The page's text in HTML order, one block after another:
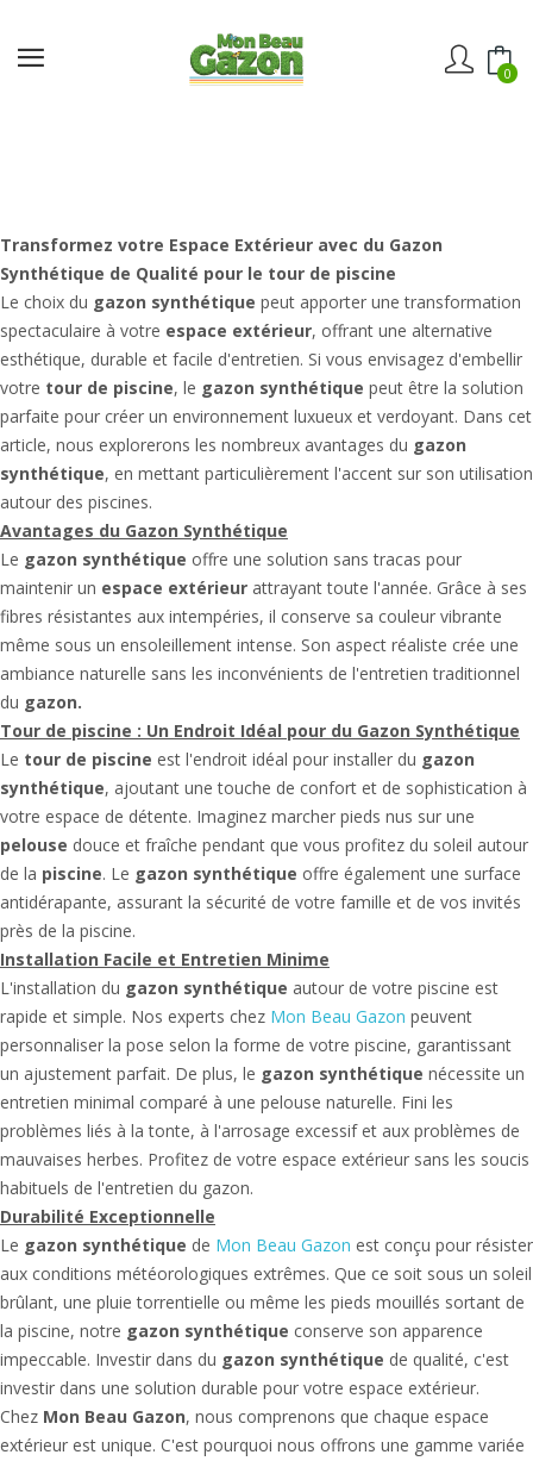
0
Transformez votre Espace Extérieur avec du Gazon
Synthétique de Qualité pour le tour de piscine
Le choix du gazon synthétique peut apporter une transformation
spectaculaire à votre espace extérieur, offrant une alternative
esthétique, durable et facile d'entretien. Si vous envisagez d'embellir
votre tour de piscine, le gazon synthétique peut être la solution
parfaite pour créer un environnement luxueux et verdoyant. Dans cet
article, nous explorerons les nombreux avantages du gazon
synthétique, en mettant particulièrement l'accent sur son utilisation
autour des piscines.
Avantages du Gazon Synthétique
Le gazon synthétique offre une solution sans tracas pour
maintenir un espace extérieur attrayant toute l'année. Grâce à ses
fibres résistantes aux intempéries, il conserve sa couleur vibrante
même sous un ensoleillement intense. Son aspect réaliste crée une
ambiance naturelle sans les inconvénients de l'entretien traditionnel
du gazon.
Tour de piscine : Un Endroit Idéal pour du Gazon Synthétique
Le tour de piscine est l'endroit idéal pour installer du gazon
synthétique, ajoutant une touche de confort et de sophistication à
votre espace de détente. Imaginez marcher pieds nus sur une
pelouse douce et fraîche pendant que vous profitez du soleil autour
de la piscine. Le gazon synthétique offre également une surface
antidérapante, assurant la sécurité de votre famille et de vos invités
près de la piscine.
Installation Facile et Entretien Minime
L'installation du gazon synthétique autour de votre piscine est
rapide et simple. Nos experts chez Mon Beau Gazon peuvent
personnaliser la pose selon la forme de votre piscine, garantissant
un ajustement parfait. De plus, le gazon synthétique nécessite un
entretien minimal comparé à une pelouse naturelle. Fini les
problèmes liés à la tonte, à l'arrosage excessif et aux problèmes de
mauvaises herbes. Profitez de votre espace extérieur sans les soucis
habituels de l'entretien du gazon.
Durabilité Exceptionnelle
Le gazon synthétique de Mon Beau Gazon est conçu pour résister
aux conditions météorologiques extrêmes. Que ce soit sous un soleil
brûlant, une pluie torrentielle ou même les pieds mouillés sortant de
la piscine, notre gazon synthétique conserve son apparence
impeccable. Investir dans du gazon synthétique de qualité, c'est
investir dans une solution durable pour votre espace extérieur.
Chez Mon Beau Gazon, nous comprenons que chaque espace
extérieur est unique. C'est pourquoi nous offrons une gamme variée